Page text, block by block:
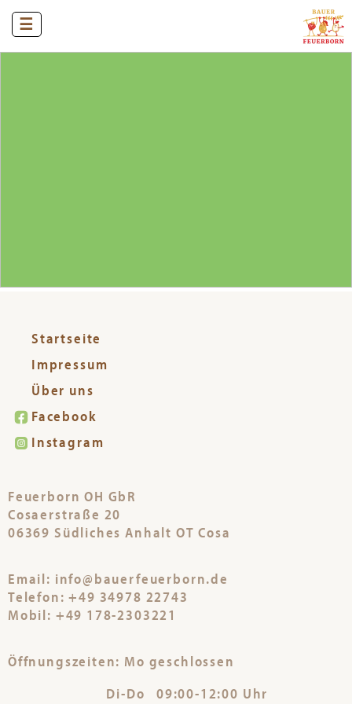
☰
Startseite
Impressum
Über uns
Facebook
Instagram
Feuerborn OH GbR
Cosaerstraße 20
06369 Südliches Anhalt OT Cosa
Email: info@bauerfeuerborn.de
Telefon: +49 34978 22743
Mobil: +49 178-2303221
Öffnungszeiten: Mo geschlossen
Di-Do 09:00-12:00 Uhr